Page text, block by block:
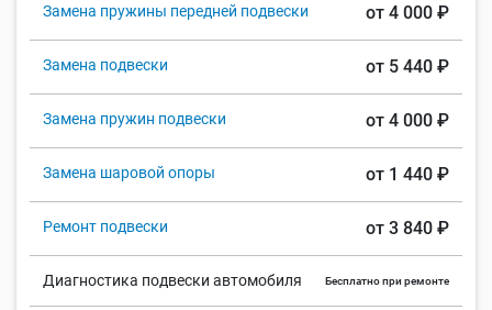
Замена пружины передней подвески от 4 000 ₽
Замена подвески от 5 440 ₽
Замена пружин подвески от 4 000 ₽
Замена шаровой опоры от 1 440 ₽
Ремонт подвески от 3 840 ₽
Диагностика подвески автомобиля Бесплатно при ремонте